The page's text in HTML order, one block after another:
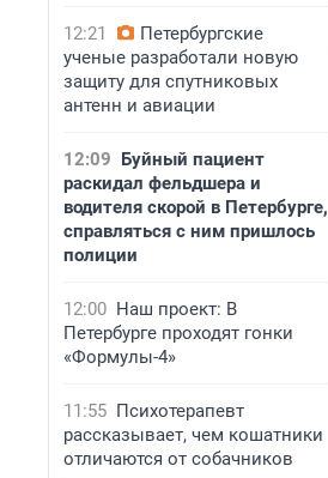
12:21
Петербургские
ученые разработали новую
защиту для спутниковых
антенн и авиации
12:09 Буйный пациент
раскидал фельдшера и
водителя скорой в Петербурге,
справляться с ним пришлось
полиции
12:00 Наш проект: В
Петербурге проходят гонки
«Формулы-4»
11:55 Психотерапевт
рассказывает, чем кошатники
отличаются от собачников